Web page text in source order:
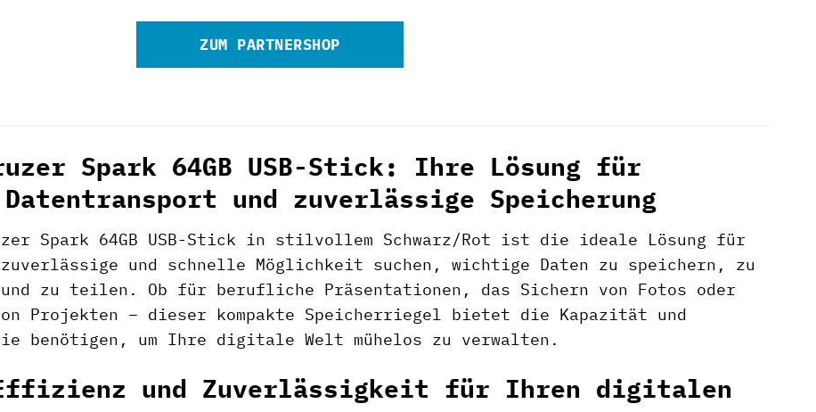
ZUM PARTNERSHOP
Spark 64GB USB-Stick: Ihre Lösung für
und zuverlässige Speicherung
Spark 64GB USB-Stick in stilvollem Schwarz/Rot ist die ideale Lösung für
und schnelle Möglichkeit suchen, wichtige Daten zu speichern, zu
zu teilen. Ob für berufliche Präsentationen, das Sichern von Fotos oder
Projekten – dieser kompakte Speicherriegel bietet die Kapazität und
benötigen, um Ihre digitale Welt mühelos zu verwalten.
Effizienz und Zuverlässigkeit für Ihren digitalen